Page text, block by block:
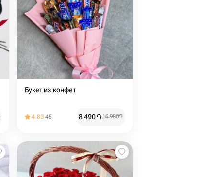
Букет из конфет
4.8345 8 490֏16 980֏